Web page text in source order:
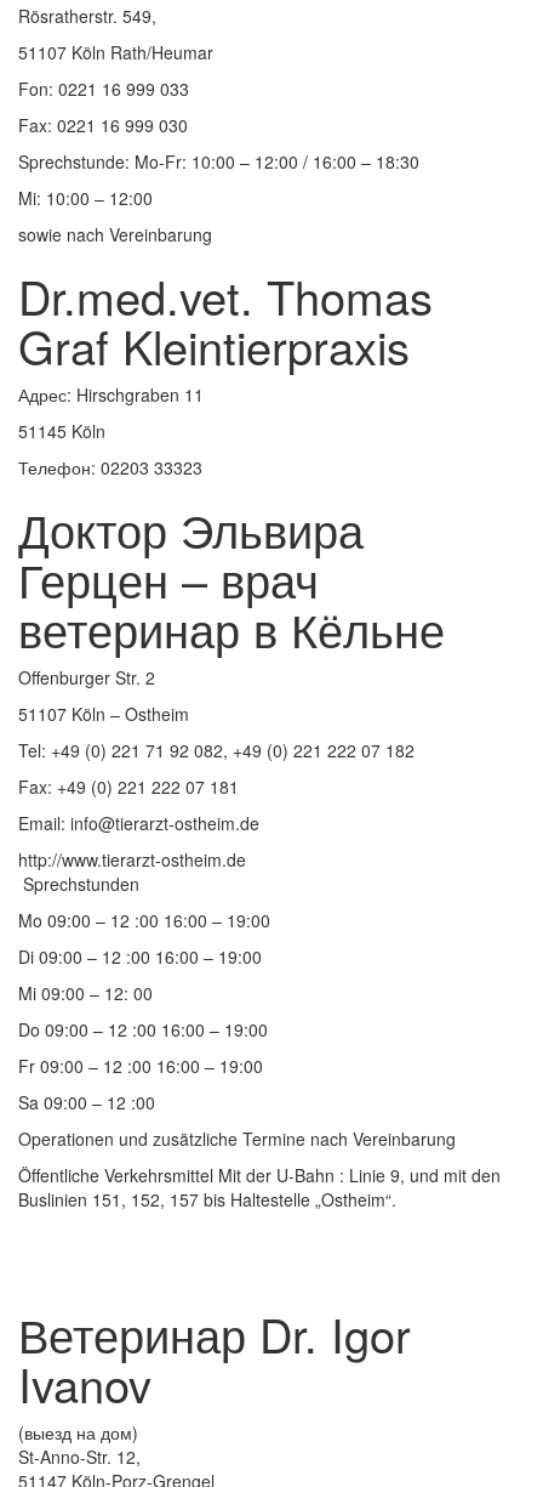
Rösratherstr. 549,
51107 Köln Rath/Heumar
Fon: 0221 16 999 033
Fax: 0221 16 999 030
Sprechstunde: Mo-Fr: 10:00 – 12:00 / 16:00 – 18:30
Mi: 10:00 – 12:00
sowie nach Vereinbarung
Dr.med.vet. Thomas
Graf Kleintierpraxis
Адрес: Hirschgraben 11
51145 Köln
Телефон: 02203 33323
Доктор Эльвира
Герцен – врач
ветеринар в Кёльне
Offenburger Str. 2
51107 Köln – Ostheim
Tel: +49 (0) 221 71 92 082, +49 (0) 221 222 07 182
Fax: +49 (0) 221 222 07 181
Email: info@tierarzt-ostheim.de
http://www.tierarzt-ostheim.de
Sprechstunden
Mo 09:00 – 12 :00 16:00 – 19:00
Di 09:00 – 12 :00 16:00 – 19:00
Mi 09:00 – 12: 00
Do 09:00 – 12 :00 16:00 – 19:00
Fr 09:00 – 12 :00 16:00 – 19:00
Sa 09:00 – 12 :00
Operationen und zusätzliche Termine nach Vereinbarung
Öffentliche Verkehrsmittel Mit der U-Bahn : Linie 9, und mit den
Buslinien 151, 152, 157 bis Haltestelle „Ostheim“.
Ветеринар Dr. Igor
Ivanov
(выезд на дом)
St-Anno-Str. 12,
51147 Köln-Porz-Grengel